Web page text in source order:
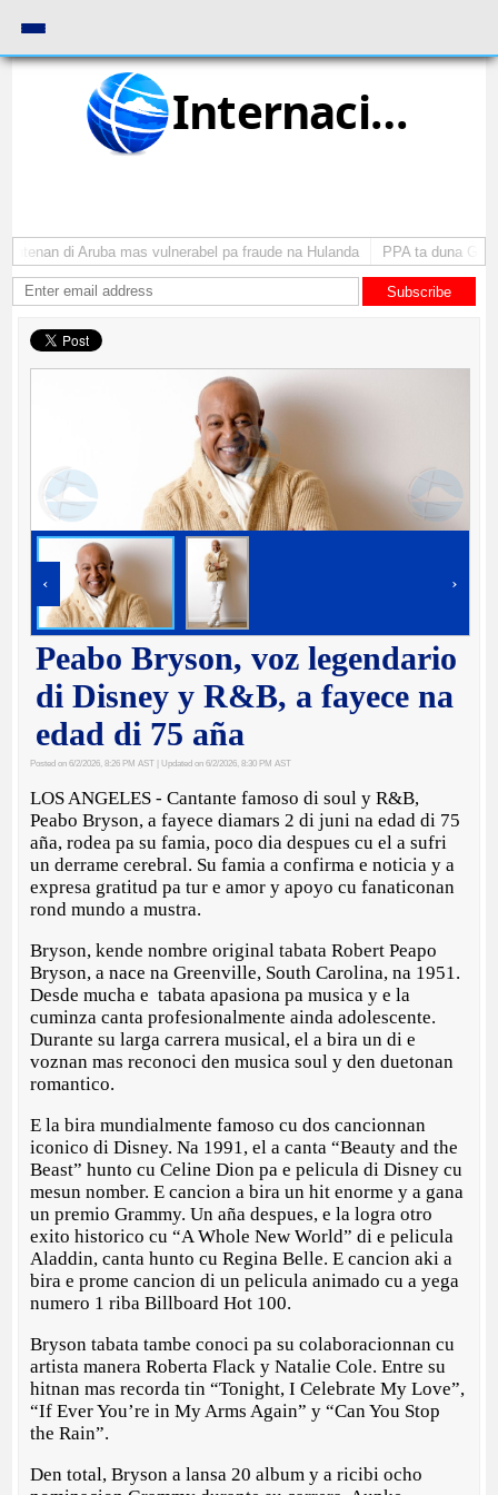
Internacional
di Aruba mas vulnerabel pa fraude na Hulanda PPA ta duna
Subscribe
‹ ›
Peabo Bryson, voz legendario
di Disney y R&B, a fayece na
edad di 75 aña
Posted on 6/2/2026, 8:26 PM AST | Updated on 6/2/2026, 8:30 PM AST
LOS ANGELES - Cantante famoso di soul y R&B,
Peabo Bryson, a fayece diamars 2 di juni na edad di 75
aña, rodea pa su famia, poco dia despues cu el a sufri
un derrame cerebral. Su famia a confirma e noticia y a
expresa gratitud pa tur e amor y apoyo cu fanaticonan
rond mundo a mustra.
Bryson, kende nombre original tabata Robert Peapo
Bryson, a nace na Greenville, South Carolina, na 1951.
Desde mucha e tabata apasiona pa musica y e la
cuminza canta profesionalmente ainda adolescente.
Durante su larga carrera musical, el a bira un di e
voznan mas reconoci den musica soul y den duetonan
romantico.
E la bira mundialmente famoso cu dos cancionnan
iconico di Disney. Na 1991, el a canta “Beauty and the
Beast” hunto cu Celine Dion pa e pelicula di Disney cu
mesun nomber. E cancion a bira un hit enorme y a gana
un premio Grammy. Un aña despues, e la logra otro
exito historico cu “A Whole New World” di e pelicula
Aladdin, canta hunto cu Regina Belle. E cancion aki a
bira e prome cancion di un pelicula animado cu a yega
numero 1 riba Billboard Hot 100.
Bryson tabata tambe conoci pa su colaboracionnan cu
artista manera Roberta Flack y Natalie Cole. Entre su
hitnan mas recorda tin “Tonight, I Celebrate My Love”,
“If Ever You’re in My Arms Again” y “Can You Stop
the Rain”.
Den total, Bryson a lansa 20 album y a ricibi ocho